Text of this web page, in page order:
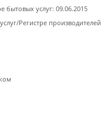
бытовых услуг: 09.06.2015
Регистре производителей